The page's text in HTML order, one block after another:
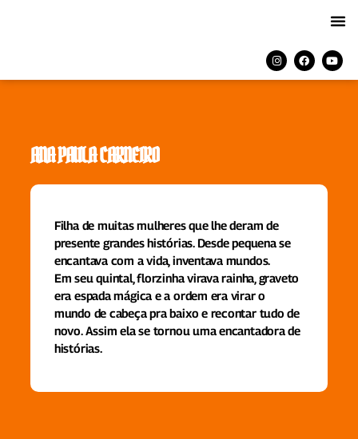
ANA PAULA CARNEIRO
Filha de muitas mulheres que lhe deram de
presente grandes histórias. Desde pequena se
encantava com a vida, inventava mundos.
Em seu quintal, florzinha virava rainha, graveto
era espada mágica e a ordem era virar o
mundo de cabeça pra baixo e recontar tudo de
novo. Assim ela se tornou uma encantadora de
histórias.